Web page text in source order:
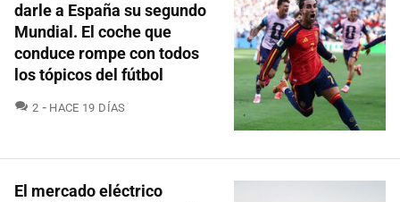
darle a España su segundo
Mundial. El coche que
conduce rompe con todos
los tópicos del fútbol
2 COMENTARIOS
HACE 19 DÍAS
El mercado eléctrico